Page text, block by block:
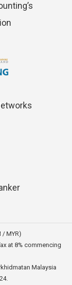
/ MYR)
at 8% commencing
Malaysia